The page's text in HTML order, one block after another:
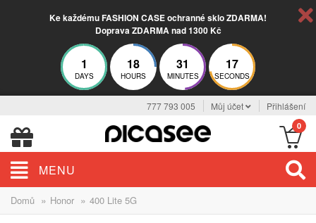
Ke každému FASHION CASE ochranné sklo ZDARMA!
Doprava ZDARMA nad 1300 Kč
1
DAYS
18
HOURS
31
MINUTES
17
SECONDS
777 793 005 Můj účet Přihlášení
0
MENU
Domů » Honor » 400 Lite 5G